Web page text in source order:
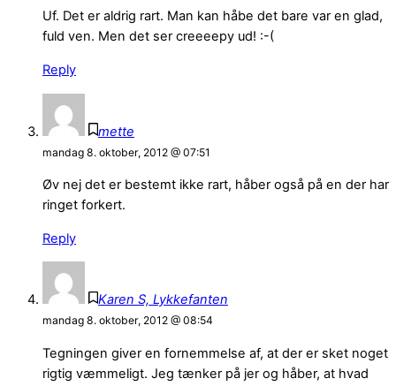
Uf. Det er aldrig rart. Man kan håbe det bare var en glad,
fuld ven. Men det ser creeeepy ud! :-(
Reply
mette
mandag 8. oktober, 2012 @ 07:51
Øv nej det er bestemt ikke rart, håber også på en der har
ringet forkert.
Reply
Karen S, Lykkefanten
mandag 8. oktober, 2012 @ 08:54
Tegningen giver en fornemmelse af, at der er sket noget
rigtig væmmeligt. Jeg tænker på jer og håber, at hvad